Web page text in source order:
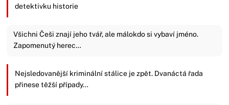
detektivku historie
Všichni Češi znají jeho tvář, ale málokdo si vybaví jméno.
Zapomenutý herec…
Nejsledovanější kriminální stálice je zpět. Dvanáctá řada
přinese těžší případy…